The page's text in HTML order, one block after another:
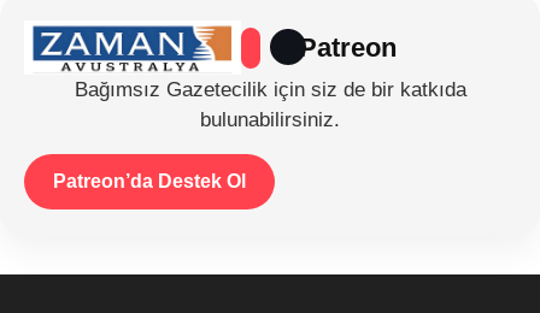
Patreon
Bağımsız Gazetecilik için siz de bir katkıda
bulunabilirsiniz.
Patreon’da Destek Ol